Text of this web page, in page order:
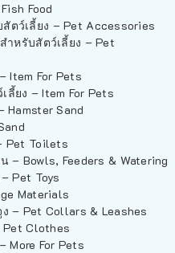
Food
ว์เลี้ยง – Pet Accessories
หรับสัตว์เลี้ยง – Pet
Item For Pets
ลี้ยง – Item For Pets
Hamster Sand
Pet Toilets
– Bowls, Feeders & Watering
Pet Toys
Materials
– Pet Collars & Leashes
Pet Clothes
More For Pets